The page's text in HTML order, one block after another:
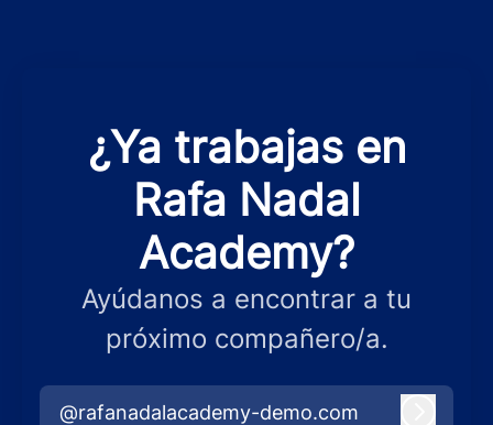
¿Ya trabajas en
Rafa Nadal
Academy?
Ayúdanos a encontrar a tu
próximo compañero/a.
@rafanadalacademy-demo.com